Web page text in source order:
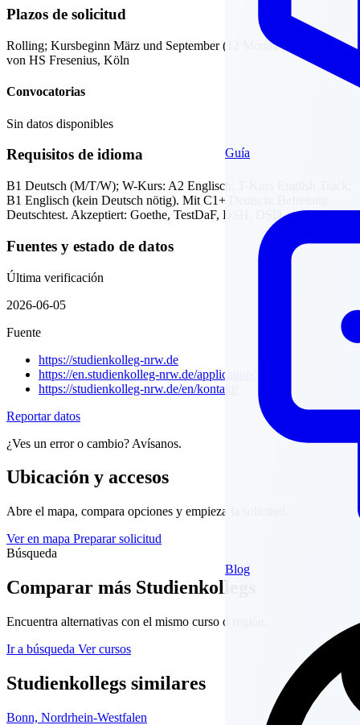
Guía
Blog
Plazos de solicitud
Rolling; Kursbeginn März und September (12 Monate). Betrieben
von HS Fresenius, Köln
Convocatorias
Sin datos disponibles
Requisitos de idioma
B1 Deutsch (M/T/W); W-Kurs: A2 Englisch; T-Kurs English Track:
B1 Englisch (kein Deutsch nötig). Mit C1+ Deutsch: Befreiung
Deutschtest. Akzeptiert: Goethe, TestDaF, DSH, DSD, telc
Fuentes y estado de datos
Última verificación
2026-06-05
Fuente
https://studienkolleg-nrw.de
https://en.studienkolleg-nrw.de/application/
https://studienkolleg-nrw.de/en/kontakt/
Reportar datos
¿Ves un error o cambio? Avísanos.
Ubicación y accesos
Abre el mapa, compara opciones y empieza la solicitud.
Ver en mapa Preparar solicitud
Búsqueda
Comparar más Studienkollegs
Encuentra alternativas con el mismo curso o región.
Ir a búsqueda Ver cursos
Studienkollegs similares
Bonn, Nordrhein-Westfalen